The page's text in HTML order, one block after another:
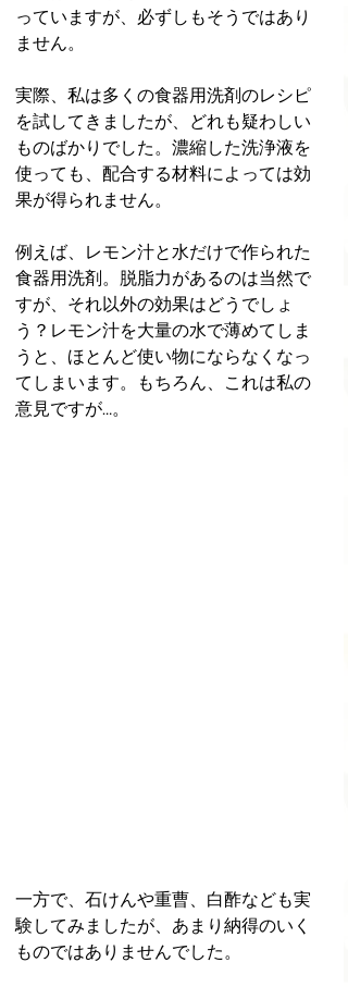
っていますが、必ずしもそうではあり
ません。
実際、私は多くの食器用洗剤のレシピ
を試してきましたが、どれも疑わしい
ものばかりでした。濃縮した洗浄液を
使っても、配合する材料によっては効
果が得られません。
例えば、レモン汁と水だけで作られた
食器用洗剤。脱脂力があるのは当然で
すが、それ以外の効果はどうでしょ
う？レモン汁を大量の水で薄めてしま
うと、ほとんど使い物にならなくなっ
てしまいます。もちろん、これは私の
意見ですが…。
一方で、石けんや重曹、白酢なども実
験してみましたが、あまり納得のいく
ものではありませんでした。